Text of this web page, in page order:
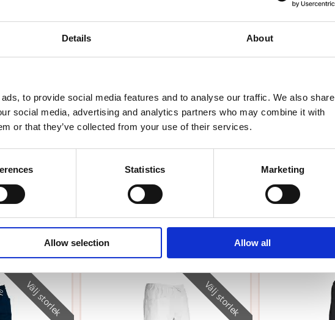
Details About
to provide social media features and to analyse our traffic. We also share
social media, advertising and analytics partners who may combine it with
or that they’ve collected from your use of their services.
Statistics Marketing
Allow selection Allow all
Recensioner
Liknande produkter
Välj storlek Välj storlek